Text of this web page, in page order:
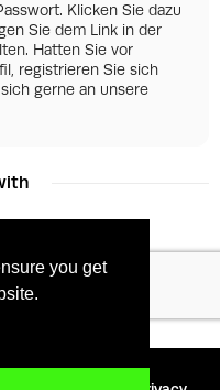
you get
Klicken Sie dazu
Sie dem Link in der
Hatten Sie vor
registrieren Sie sich
gerne an unsere